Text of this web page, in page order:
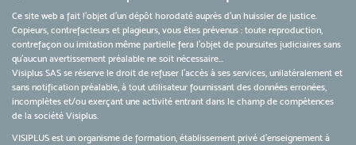
Ce site web a fait l'objet d'un dépôt horodaté auprès d'un huissier de justice.
Copieurs, contrefacteurs et plagieurs, vous êtes prévenus : toute reproduction,
contrefaçon ou imitation même partielle fera l'objet de poursuites judiciaires sans
qu’aucun avertissement préalable ne soit nécessaire...
Visiplus SAS se réserve le droit de refuser l'accès à ses services, unilatéralement et
sans notification préalable, à tout utilisateur fournissant des données erronées,
incomplètes et/ou exerçant une activité entrant dans le champ de compétences
de la société Visiplus.
VISIPLUS est un organisme de formation, établissement privé d’enseignement à